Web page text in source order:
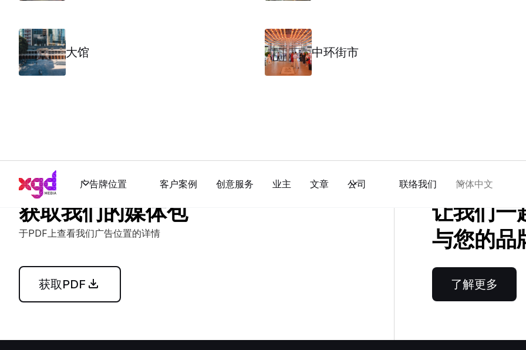
大馆 中环街市
广告牌位置 客户案例 创意服务 业主 文章 公司 联络我们 简体中文
获取我们的媒体包
于PDF上查看我们广告位置的详情
获取PDF
让我们一
与您的品
了解更多